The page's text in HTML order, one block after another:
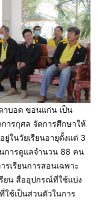
บอด ขอนแก่น เป็น
ารกุศล จัดการศึกษาให้
ในวัยเรียนอายุตั้งแต่ 3
การดูแลจำนวน 88 คน
เรียนการสอนเฉพาะ
ยน สื่ออุปกรณ์ที่ใช้แบ่ง
ช้เป็นส่วนตัวในการ